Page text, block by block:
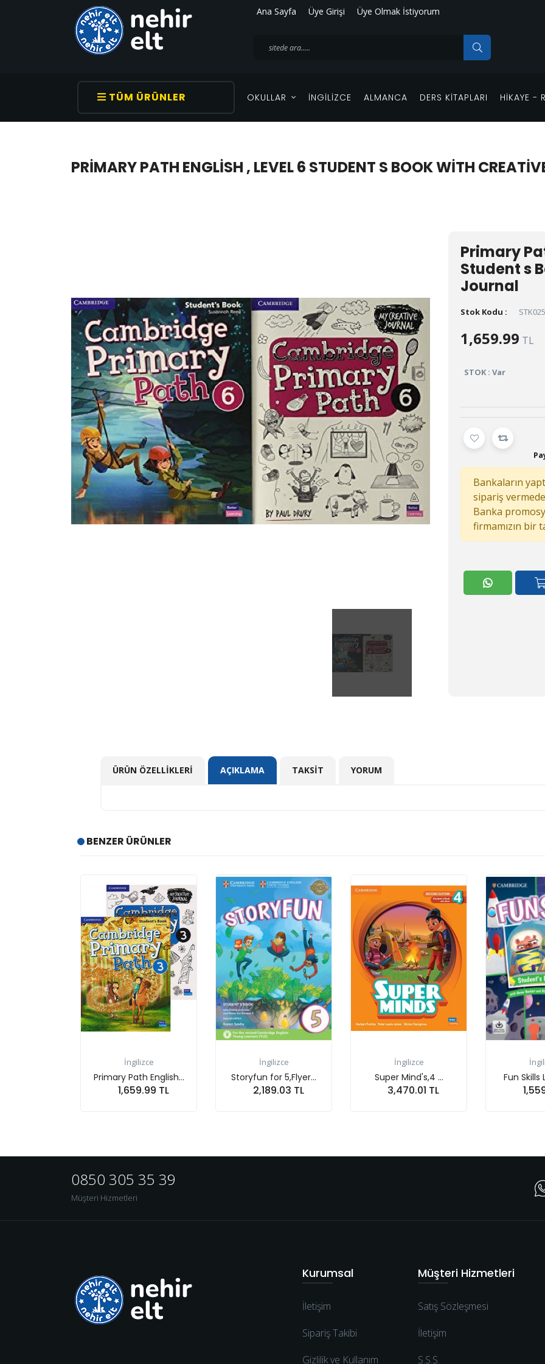
Ana Sayfa Üye Girişi Üye Olmak İstiyorum
TÜM ÜRÜNLER OKULLAR İNGILIZCE ALMANCA DERS KITAPLARI HIKAYE -
PRIMARY PATH ENGLISH , LEVEL 6 STUDENT S BOOK WITH
Primary
Student s
Journal
Stok Kodu :
1,659.99 TL
STOK : Var
Bankaların
sipariş
Banka
firmamızın bir
ÜRÜN ÖZELLIKLERI AÇIKLAMA TAKSIT YORUM
BENZER ÜRÜNLER
Primary Path English... Storyfun for 5,Flyer... Super Mind's,4 ... Fun Skills Level 6 F...
0850 305 35 39
Müşteri Hizmetleri
Kurumsal
İletişim
Sipariş Takibi
Gizlilik ve Kullanım
Müşteri Hizmetleri
Satış Sözleşmesi
İletişim
S.S.S.